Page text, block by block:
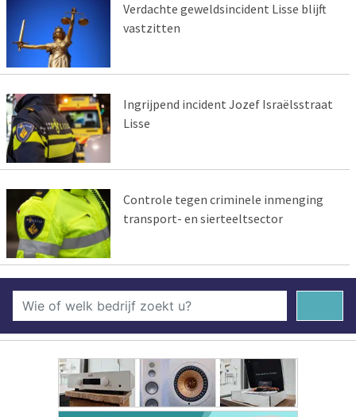
Verdachte geweldsincident Lisse blijft
vastzitten
Ingrijpend incident Jozef Israëlsstraat
Lisse
Controle tegen criminele inmenging
transport- en sierteeltsector